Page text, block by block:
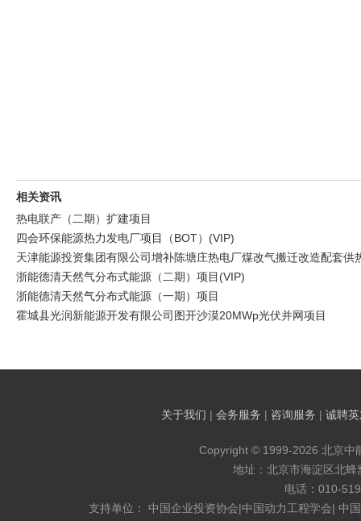
相关资讯
热电联产（二期）扩建项目
四会环保能源热力发电厂项目（BOT）(VIP)
天津能源投资集团有限公司增补陈塘庄热电厂煤改气搬迁改造配套供
浙能德清天然气分布式能源（二期）项目(VIP)
浙能德清天然气分布式能源（一期）项目
霍城县光润新能源开发有限公司图开沙漠20MWp光伏并网项目
关于我们 | 会务服务 | 咨询服务 | 诚聘
Copyright © 1999-2026 北京中
地址：北京市海淀区北
电话：010-
支持单位： 中国企业投资协会|中国动力工程学会| 中